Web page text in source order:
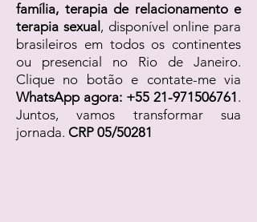
família, terapia de relacionamento e
terapia sexual , disponível online para
brasileiros em todos os continentes
ou presencial no Rio de Janeiro.
Clique no botão e contate-me via
WhatsApp agora: +55 21-971506761 .
Juntos, vamos transformar sua
jornada. CRP 05/50281